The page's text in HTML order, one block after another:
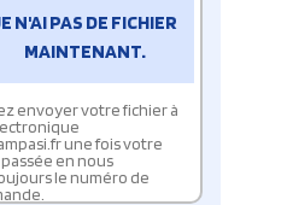
N'AI PAS DE FICHIER
MAINTENANT.
envoyer votre fichier à
une fois votre
en nous
le numéro de